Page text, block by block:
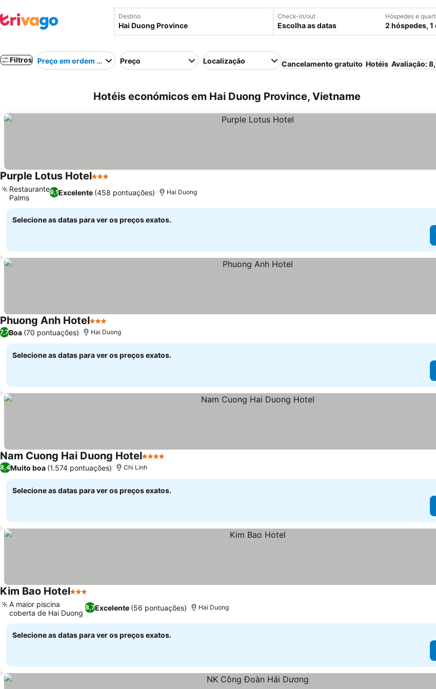
Destino Check-in/out
Escolha as datas
Hóspedes e
2 hóspedes, 1
Filtros Preço em ordem crescentePreço Localização Cancelamento gratuito Hotéis Avaliação:
Hotéis económicos em Hai Duong Province, Vietname
Purple Lotus Hotel3 Estrelas
9,1Excelente (458 pontuações)
Restaurante
Palms
Hai Duong
Selecione as datas para ver os preços exatos.
Phuong Anh Hotel3 Estrelas
7,7Boa (70 pontuações) Hai Duong
Selecione as datas para ver os preços exatos.
Nam Cuong Hai Duong Hotel4 Estrelas
8,4Muito boa (1.574 pontuações) Chi Linh
Selecione as datas para ver os preços exatos.
Kim Bao Hotel3 Estrelas
8,7Excelente (56 pontuações)
A maior piscina
coberta de Hai Duong
Hai Duong
Selecione as datas para ver os preços exatos.